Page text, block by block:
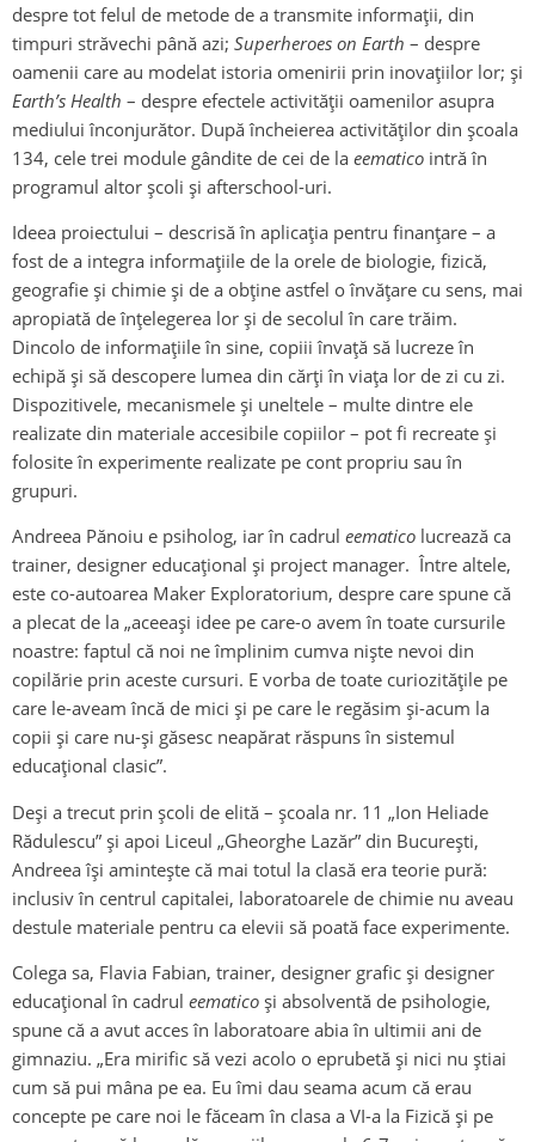
despre tot felul de metode de a transmite informații, din
timpuri străvechi până azi; Superheroes on Earth – despre
oamenii care au modelat istoria omenirii prin inovațiilor lor; și
Earth’s Health – despre efectele activității oamenilor asupra
mediului înconjurător. După încheierea activităților din școala
134, cele trei module gândite de cei de la eematico intră în
programul altor școli și afterschool-uri.
Ideea proiectului – descrisă în aplicația pentru finanțare – a
fost de a integra informațiile de la orele de biologie, fizică,
geografie și chimie și de a obține astfel o învățare cu sens, mai
apropiată de înțelegerea lor și de secolul în care trăim.
Dincolo de informațiile în sine, copiii învață să lucreze în
echipă și să descopere lumea din cărți în viața lor de zi cu zi.
Dispozitivele, mecanismele și uneltele – multe dintre ele
realizate din materiale accesibile copiilor – pot fi recreate și
folosite în experimente realizate pe cont propriu sau în
grupuri.
Andreea Pănoiu e psiholog, iar în cadrul eematico lucrează ca
trainer, designer educațional și project manager. Între altele,
este co-autoarea Maker Exploratorium, despre care spune că
a plecat de la „aceeași idee pe care-o avem în toate cursurile
noastre: faptul că noi ne împlinim cumva niște nevoi din
copilărie prin aceste cursuri. E vorba de toate curiozitățile pe
care le-aveam încă de mici și pe care le regăsim și-acum la
copii și care nu-și găsesc neapărat răspuns în sistemul
educațional clasic”.
Deși a trecut prin școli de elită – școala nr. 11 „Ion Heliade
Rădulescu” și apoi Liceul „Gheorghe Lazăr” din București,
Andreea își amintește că mai totul la clasă era teorie pură:
inclusiv în centrul capitalei, laboratoarele de chimie nu aveau
destule materiale pentru ca elevii să poată face experimente.
Colega sa, Flavia Fabian, trainer, designer grafic și designer
educațional în cadrul eematico și absolventă de psihologie,
spune că a avut acces în laboratoare abia în ultimii ani de
gimnaziu. „Era mirific să vezi acolo o eprubetă și nici nu știai
cum să pui mâna pe ea. Eu îmi dau seama acum că erau
concepte pe care noi le făceam în clasa a VI-a la Fizică și pe